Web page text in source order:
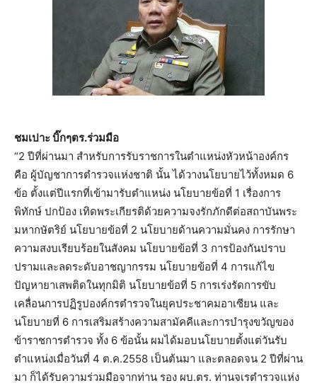
ชมเปาะ บิ๊กๆตร.ร่วมมือ
“2 ปีที่ผ่านมา สำหรับการรับราชการในตำแหน่งหัวหน้าองค์กร
คือ ผู้บัญชาการตำรวจแห่งชาติ นั้น ได้วางนโยบายไว้ทั้งหมด 6
ข้อ ตั้งแต่ปีแรกที่เข้ามารับตำแหน่ง นโยบายข้อที่ 1 เรื่องการ
พิทักษ์ ปกป้อง เทิดพระเกียรติด้วยความจงรักภักดีต่อสถาบันพระ
มหากษัตริย์ นโยบายข้อที่ 2 นโยบายด้านความมั่นคง การรักษา
ความสงบเรียบร้อยในสังคม นโยบายข้อที่ 3 การป้องกันปราบ
ปรามและลดระดับอาชญากรรม นโยบายข้อที่ 4 การแก้ไข
ปัญหายาเสพติดในทุกมิติ นโยบายข้อที่ 5 การเร่งรัดการขับ
เคลื่อนการปฏิรูปองค์กรตำรวจในยุคประชาคมอาเซียน และ
นโยบายที่ 6 การเสริมสร้างความสามัคคีและการบำรุงขวัญของ
ข้าราชการตำรวจ ทั้ง 6 ข้อนั้น ผมได้มอบนโยบายตั้งแต่วันรับ
ตำแหน่งเมื่อวันที่ 4 ต.ค.2558 เป็นต้นมา และตลอดจน 2 ปีที่ผ่าน
มา ก็ได้รับความร่วมมือจากท่าน รอง ผบ.ตร. ท่านจเรตำรวจแห่ง